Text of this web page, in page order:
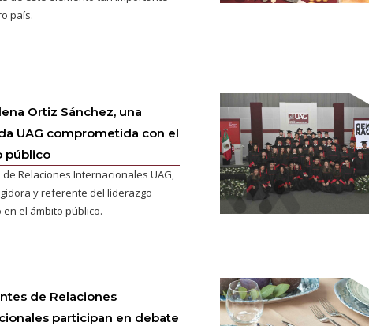
país.
Ortiz Sánchez, una
UAG comprometida con el
público
de Relaciones Internacionales UAG,
y referente del liderazgo
el ámbito público.
de Relaciones
participan en debate